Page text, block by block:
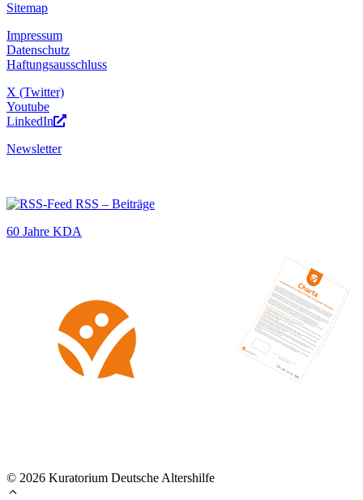
Sitemap
Impressum
Datenschutz
Haftungsausschluss
X (Twitter)
Youtube
LinkedIn
Newsletter
RSS – Beiträge
60 Jahre KDA
© 2026 Kuratorium Deutsche Altershilfe